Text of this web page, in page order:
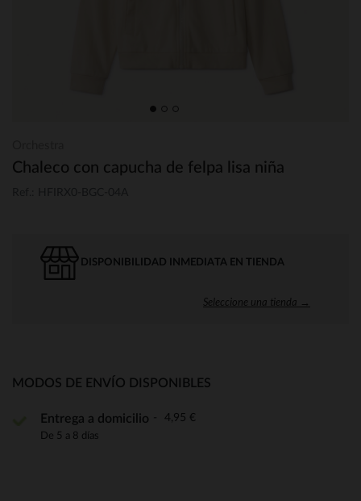
Chaleco con capucha de felpa lisa niña
DISPONIBILIDAD INMEDIATA EN TIENDA
Seleccione una tienda →
MODOS DE ENVÍO DISPONIBLES
Entrega a domicilio 4,95 €
De 5 a 8 días